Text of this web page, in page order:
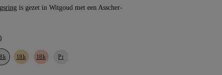
is gezet in Witgoud met een Asscher-
18k 18k Pt